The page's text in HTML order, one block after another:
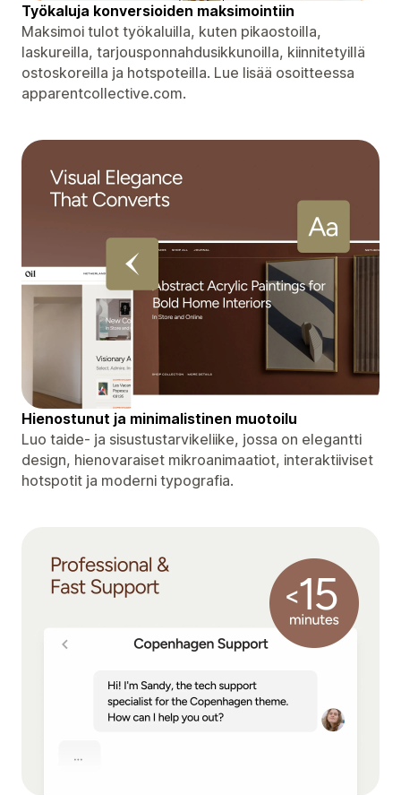
Työkaluja konversioiden maksimointiin
Maksimoi tulot työkaluilla, kuten pikaostoilla,
laskureilla, tarjousponnahdusikkunoilla, kiinnitetyillä
ostoskoreilla ja hotspoteilla. Lue lisää osoitteessa
apparentcollective.com.
Hienostunut ja minimalistinen muotoilu
Luo taide- ja sisustustarvikeliike, jossa on elegantti
design, hienovaraiset mikroanimaatiot, interaktiiviset
hotspotit ja moderni typografia.